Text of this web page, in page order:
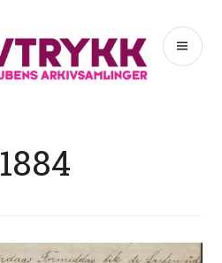
Avtrykk
1884